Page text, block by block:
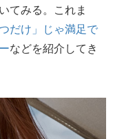
てみる。これま
つだけ」じゃ満足で
などを紹介してき